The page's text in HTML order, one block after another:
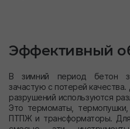
Эффективный
В зимний период бетон
зачастую с потерей
разрушений используются
Это термоматы,
ПТПЖ и трансформаторы.